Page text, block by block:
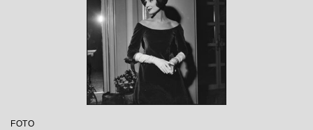
FOTO